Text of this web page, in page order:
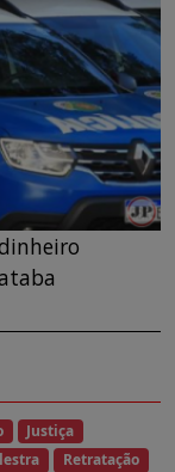
Justiça
Retratação